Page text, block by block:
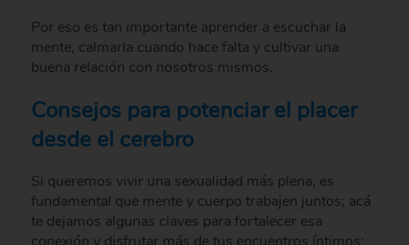
Por eso es tan importante aprender a escuchar la
mente, calmarla cuando hace falta y cultivar una
buena relación con nosotros mismos.
Consejos para potenciar el placer
desde el cerebro
Si queremos vivir una sexualidad más plena, es
fundamental que mente y cuerpo trabajen juntos; acá
te dejamos algunas claves para fortalecer esa